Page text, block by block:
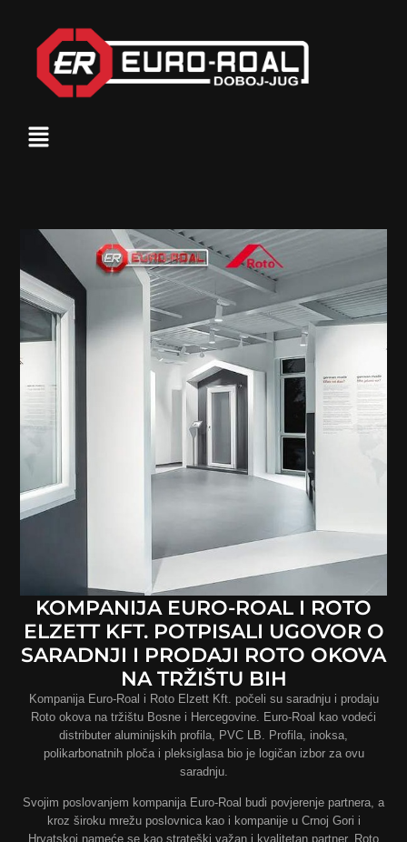
KOMPANIJA EURO-ROAL I ROTO
ELZETT KFT. POTPISALI UGOVOR O
SARADNJI I PRODAJI ROTO OKOVA
NA TRŽIŠTU BIH
Kompanija Euro-Roal i Roto Elzett Kft. počeli su saradnju i prodaju
Roto okova na tržištu Bosne i Hercegovine. Euro-Roal kao vodeći
distributer aluminijskih profila, PVC LB. Profila, inoksa,
polikarbonatnih ploča i pleksiglasa bio je logičan izbor za ovu
saradnju.
Svojim poslovanjem kompanija Euro-Roal budi povjerenje partnera, a
kroz široku mrežu poslovnica kao i kompanije u Crnoj Gori i
Hrvatskoj nameće se kao strateški važan i kvalitetan partner. Roto